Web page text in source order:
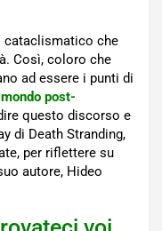
cataclismatico che
Così, coloro che
ad essere i punti di
post-
questo discorso e
di Death Stranding,
per riflettere su
autore, Hideo